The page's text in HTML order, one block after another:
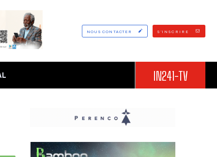
NOUS CONTACTER S'INSCRIRE
IN241-TV